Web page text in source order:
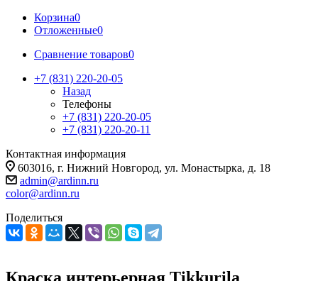
Корзина0
Отложенные0
Сравнение товаров0
+7 (831) 220-20-05
Назад
Телефоны
+7 (831) 220-20-05
+7 (831) 220-20-11
Контактная информация
603016, г. Нижний Новгород, ул. Монастырка, д. 18
admin@ardinn.ru
color@ardinn.ru
Поделиться